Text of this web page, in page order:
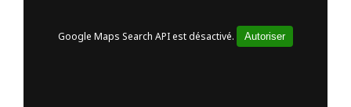
Google Maps Search API est désactivé. Autoriser